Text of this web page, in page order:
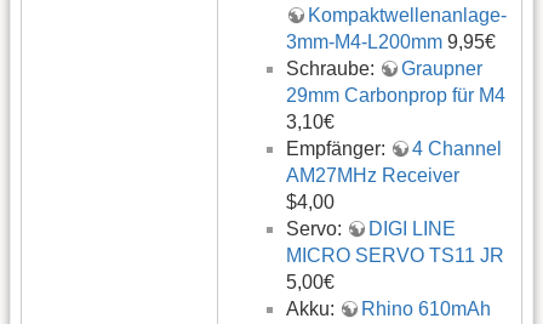
Kompaktwellenanlage-
3mm-M4-L200mm 9,95€
Schraube:
Graupner
29mm Carbonprop für M4
3,10€
Empfänger:
4 Channel
AM27MHz Receiver
$4,00
Servo:
DIGI LINE
MICRO SERVO TS11 JR
5,00€
Akku:
Rhino 610mAh